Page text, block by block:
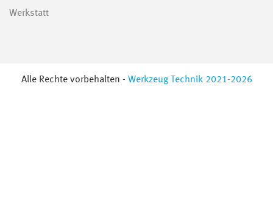
Werkstatt
Alle Rechte vorbehalten - Werkzeug Technik 2021-2026